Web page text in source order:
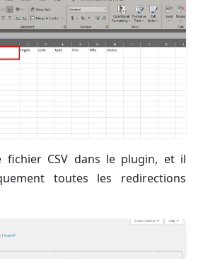
fichier CSV dans le plugin, et il
toutes les redirections